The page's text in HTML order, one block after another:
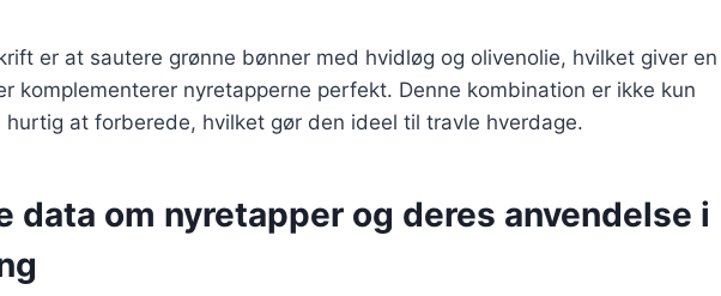
er at sautere grønne bønner med hvidløg og olivenolie, hvilket giver en
komplementerer nyretapperne perfekt. Denne kombination er ikke kun
hurtig at forberede, hvilket gør den ideel til travle hverdage.
data om nyretapper og deres anvendelse i